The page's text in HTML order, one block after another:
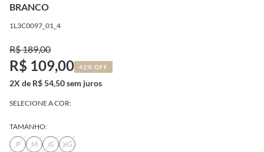
BRANCO
1L3C0097_01_4
R$ 189,00
R$ 109,00 42% OFF
2X de R$ 54,50 sem juros
SELECIONE A COR:
TAMANHO:
P
M G XG